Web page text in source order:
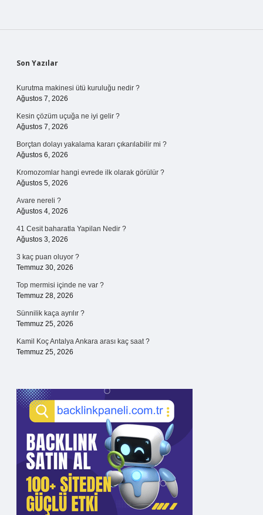
Sidebar
Son Yazılar
Kurutma makinesi ütü kuruluğu nedir ?
Ağustos 7, 2026
Kesin çözüm uçuğa ne iyi gelir ?
Ağustos 7, 2026
Borçtan dolayı yakalama kararı çıkarılabilir mi ?
Ağustos 6, 2026
Kromozomlar hangi evrede ilk olarak görülür ?
Ağustos 5, 2026
Avare nereli ?
Ağustos 4, 2026
41 Cesit baharatla Yapilan Nedir ?
Ağustos 3, 2026
3 kaç puan oluyor ?
Temmuz 30, 2026
Top mermisi içinde ne var ?
Temmuz 28, 2026
Sünnilik kaça ayrılır ?
Temmuz 25, 2026
Kamil Koç Antalya Ankara arası kaç saat ?
Temmuz 25, 2026